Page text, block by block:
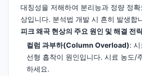
대칭성을 저해하여 분리능과 정량 정
상입니다. 분석법 개발 시 흔히 발생합
피크 왜곡 현상의 주요 원인 및 해결 전
컬럼 과부하(Column Overload):
선형 흡착이 원인입니다. 시료 농도/
하세요.